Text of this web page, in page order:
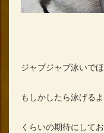
ジャブジャブ泳いで
もしかしたら泳げる
くらいの期待にして